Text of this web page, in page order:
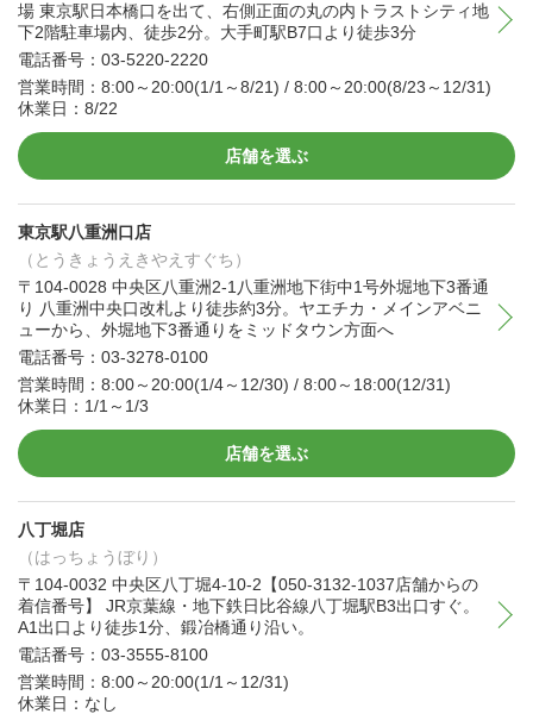
場 東京駅日本橋口を出て、右側正面の丸の内トラストシティ地
下2階駐車場内、徒歩2分。大手町駅B7口より徒歩3分
電話番号：03-5220-2220
営業時間：8:00～20:00(1/1～8/21) / 8:00～20:00(8/23～12/31)
休業日：8/22
店舗を選ぶ
東京駅八重洲口店
（とうきょうえきやえすぐち）
〒104-0028 中央区八重洲2-1八重洲地下街中1号外堀地下3番通
り 八重洲中央口改札より徒歩約3分。ヤエチカ・メインアベニ
ューから、外堀地下3番通りをミッドタウン方面へ
電話番号：03-3278-0100
営業時間：8:00～20:00(1/4～12/30) / 8:00～18:00(12/31)
休業日：1/1～1/3
店舗を選ぶ
八丁堀店
（はっちょうぼり）
〒104-0032 中央区八丁堀4-10-2【050-3132-1037店舗からの
着信番号】 JR京葉線・地下鉄日比谷線八丁堀駅B3出口すぐ。
A1出口より徒歩1分、鍛冶橋通り沿い。
電話番号：03-3555-8100
営業時間：8:00～20:00(1/1～12/31)
休業日：なし